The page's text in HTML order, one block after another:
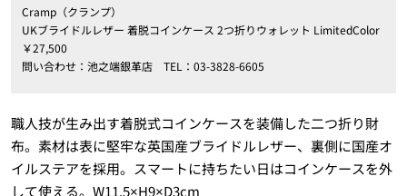
Cramp（クランプ）
UKブライドルレザー 着脱コインケース 2つ折りウォレット LimitedColor
￥27,500
問い合わせ：池之端銀革店 TEL：03-3828-6605
職人技が生み出す着脱式コインケースを装備した二つ折り財
布。素材は表に堅牢な英国産ブライドルレザー、裏側に国産オ
イルステアを採用。スマートに持ちたい日はコインケースを外
して使える。W11.5×H9×D3cm